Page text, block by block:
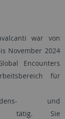
war von
November 2024
Encounters
für
und
tätig. Sie